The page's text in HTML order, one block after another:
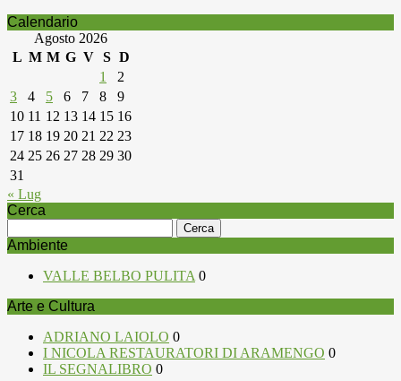
Calendario
Agosto 2026
L M M G V S D
1
2
3
4 5 6 7 8
9
10 11 12 13 14 15 16
17 18 19 20 21 22 23
24 25 26 27 28 29 30
31
« Lug
Cerca
per:
Ambiente
VALLE BELBO PULITA 0
Arte e Cultura
ADRIANO LAIOLO 0
I NICOLA RESTAURATORI DI ARAMENGO 0
IL SEGNALIBRO 0